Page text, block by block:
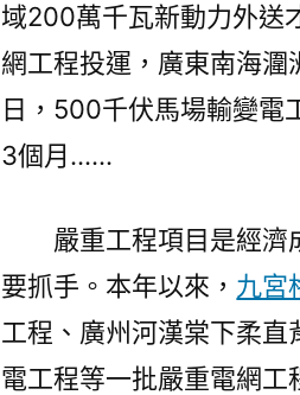
域200萬千瓦新動力外送
網工程投運，廣東南海潿
日，500千伏馬場輸變電
3個月……
嚴重工程項目是經濟
要抓手。本年以來， 九宮
工程、廣州河漢棠下柔
電工程等一批嚴重電網工